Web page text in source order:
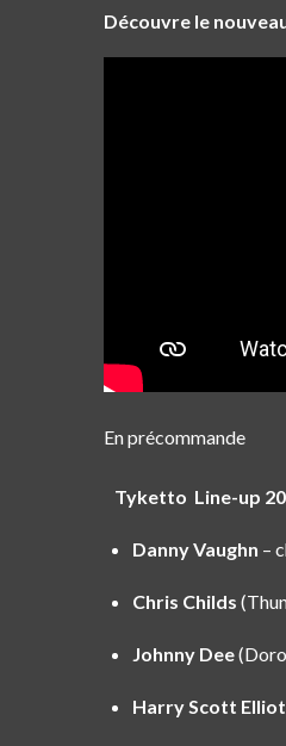
Découvre le
En précommande
Tyketto Line-up
Danny Vaughn –
Chris Childs
Johnny Dee
Harry Scott